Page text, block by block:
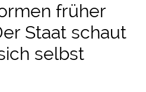
früher
Staat schaut
selbst